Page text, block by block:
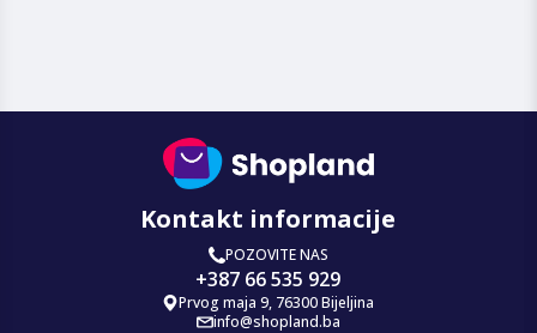
Kontakt informacije
POZOVITE NAS
+387 66 535 929
Prvog maja 9, 76300 Bijeljina
info@shopland.ba